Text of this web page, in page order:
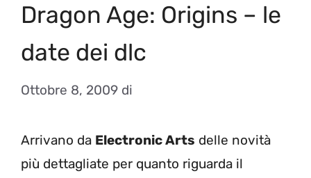
Dragon Age: Origins – le
date dei dlc
Ottobre 8, 2009 di
Arrivano da Electronic Arts delle novità
più dettagliate per quanto riguarda il